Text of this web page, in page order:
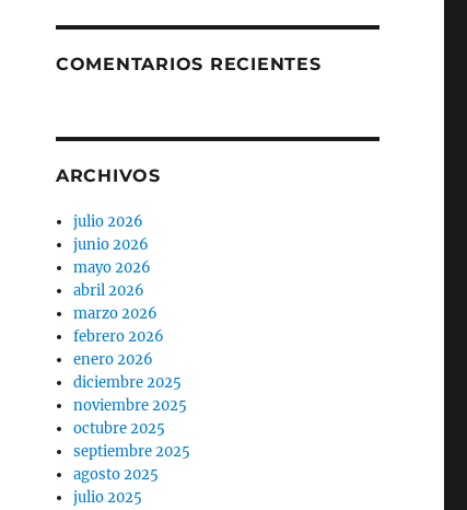
COMENTARIOS RECIENTES
ARCHIVOS
julio 2026
junio 2026
mayo 2026
abril 2026
marzo 2026
febrero 2026
enero 2026
diciembre 2025
noviembre 2025
octubre 2025
septiembre 2025
agosto 2025
julio 2025